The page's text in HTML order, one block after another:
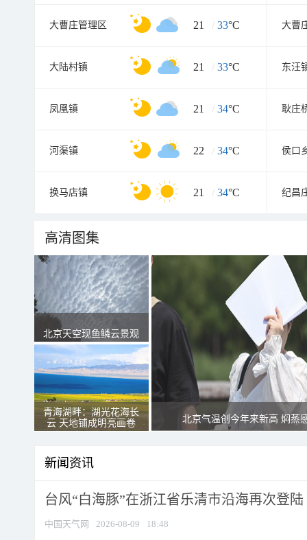
大曹庄管理区 21 / 33°C 大曹
大陆村镇 21 / 33°C 东汪
凤凰镇 21 / 34°C 耿庄
河渠镇 22 / 34°C 侯口
换马店镇 21 / 34°C 纪昌
高清图集
北京天空现鱼鳞云景观
青海湖畔：湖光花海长
云 天地铺成明亮画卷
北京气温创今年来新高 焖蒸
新闻资讯
台风“白海豚”在浙江省乐清市沿海再次登陆
中国天气网 2026-08-09 18:48